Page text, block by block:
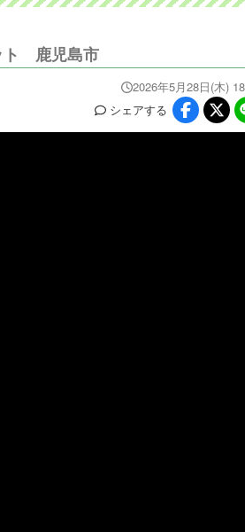
ト 鹿児島市
2026年5月28日(木)
シェアする